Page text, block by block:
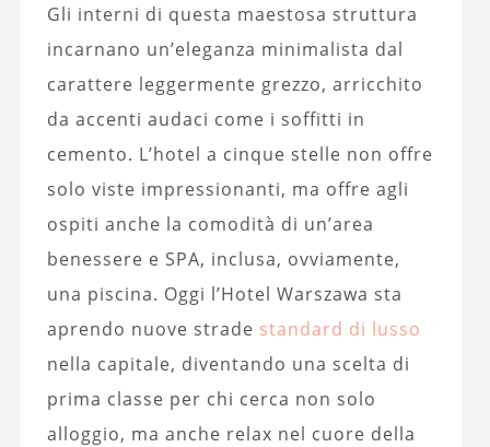
Gli interni di questa maestosa struttura
incarnano un’eleganza minimalista dal
carattere leggermente grezzo, arricchito
da accenti audaci come i soffitti in
cemento. L’hotel a cinque stelle non offre
solo viste impressionanti, ma offre agli
ospiti anche la comodità di un’area
benessere e SPA, inclusa, ovviamente,
una piscina. Oggi l’Hotel Warszawa sta
aprendo nuove strade standard di lusso
nella capitale, diventando una scelta di
prima classe per chi cerca non solo
alloggio, ma anche relax nel cuore della